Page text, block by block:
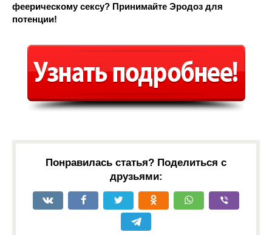
феерическому сексу? Принимайте Эродоз для
потенции!
Понравилась статья? Поделиться с
друзьями: